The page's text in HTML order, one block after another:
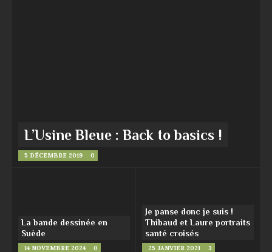
L’Usine Bleue : Back to basics !
5 DÉCEMBRE 2019 0
La bande dessinée en
Suède
14 NOVEMBRE 2024 0
Je panse donc je suis !
Thibaud et Laure portraits
santé croisés
25 JANVIER 2021 3